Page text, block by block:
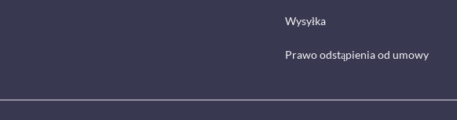
Wysyłka
Prawo odstąpienia od umowy